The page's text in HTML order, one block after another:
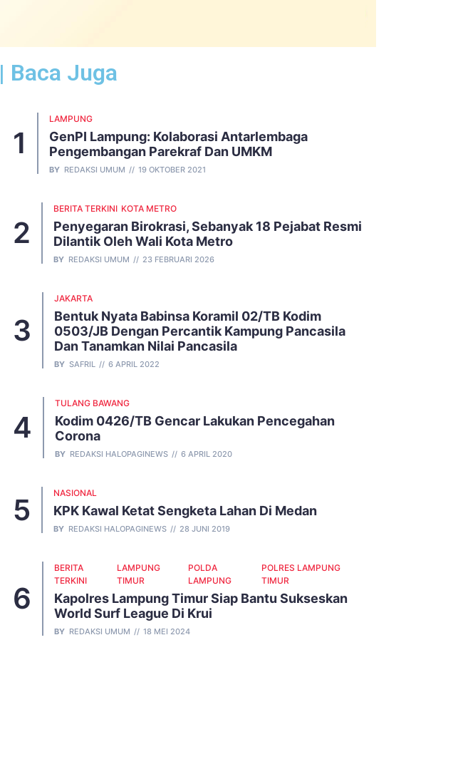
| Baca Juga
LAMPUNG
GenPI Lampung: Kolaborasi Antarlembaga
Pengembangan Parekraf Dan UMKM
BY REDAKSI UMUM 19 OKTOBER 2021
BERITA TERKINI KOTA METRO
Penyegaran Birokrasi, Sebanyak 18 Pejabat Resmi
Dilantik Oleh Wali Kota Metro
BY REDAKSI UMUM 23 FEBRUARI 2026
JAKARTA
Bentuk Nyata Babinsa Koramil 02/TB Kodim
0503/JB Dengan Percantik Kampung Pancasila
Dan Tanamkan Nilai Pancasila
BY SAFRIL 6 APRIL 2022
TULANG BAWANG
Kodim 0426/TB Gencar Lakukan Pencegahan
Corona
BY REDAKSI HALOPAGINEWS 6 APRIL 2020
NASIONAL
KPK Kawal Ketat Sengketa Lahan Di Medan
BY REDAKSI HALOPAGINEWS 28 JUNI 2019
BERITA
TERKINI
LAMPUNG
TIMUR
POLDA
LAMPUNG
POLRES LAMPUNG
TIMUR
Kapolres Lampung Timur Siap Bantu Sukseskan
World Surf League Di Krui
BY REDAKSI UMUM 18 MEI 2024